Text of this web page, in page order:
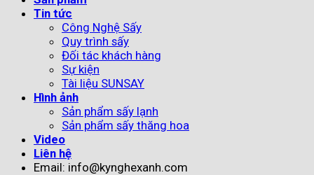
Tin tức
Công Nghệ Sấy
Quy trình sấy
Đối tác khách hàng
Sự kiện
Tài liệu SUNSAY
Hình ảnh
Sản phẩm sấy lạnh
Sản phẩm sấy thăng hoa
Video
Liên hệ
Email: info@kynghexanh.com